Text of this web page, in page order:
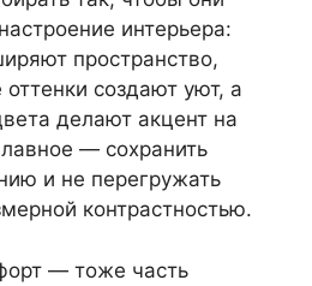
интерьера:
пространство,
создают уют, а
делают акцент на
— сохранить
и не перегружать
контрастностью.
— тоже часть